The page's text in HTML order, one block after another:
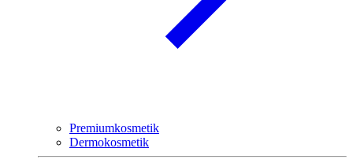
Premiumkosmetik
Dermokosmetik